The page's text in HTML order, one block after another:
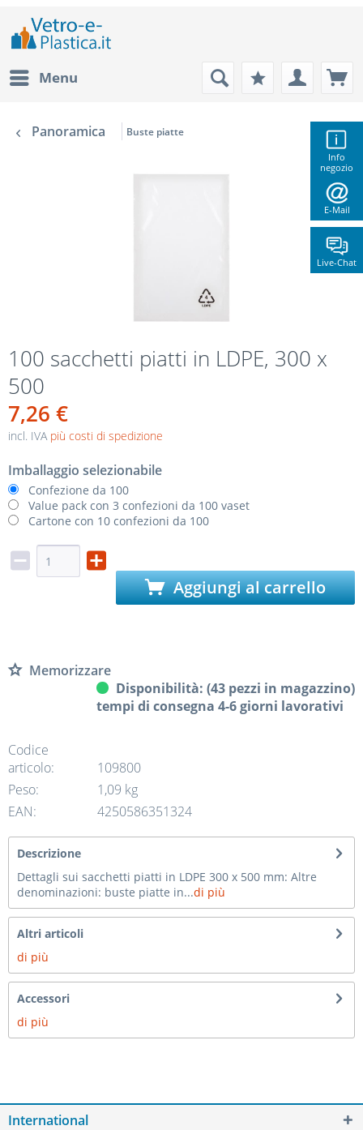
Info
negozio
E-Mail
Live-Chat
Menu
Panoramica Buste piatte
100 sacchetti piatti in LDPE, 300 x
500
7,26 €
incl. IVA più costi di spedizione
Imballaggio selezionabile
Confezione da 100
Value pack con 3 confezioni da 100 vaset
Cartone con 10 confezioni da 100
Aggiungi al carrello
Memorizzare
Disponibilità: (43 pezzi in magazzino)
tempi di consegna 4-6 giorni lavorativi
Codice
articolo:
109800
Peso:
1,09 kg
EAN:
4250586351324
Descrizione
Dettagli sui sacchetti piatti in LDPE 300 x 500 mm: Altre
denominazioni: buste piatte in...di più
Altri articoli
di più
Accessori
di più
International